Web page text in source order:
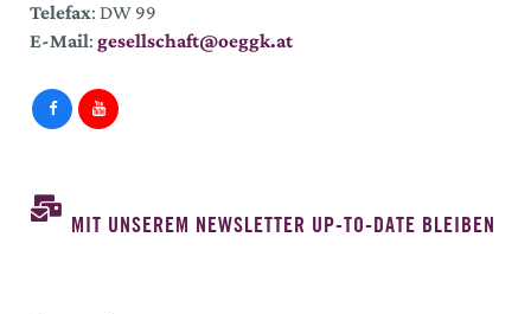
Telefax: DW 99
E-Mail: gesellschaft@oeggk.at
MIT UNSEREM NEWSLETTER UP-TO-DATE BLEIBEN